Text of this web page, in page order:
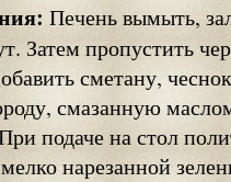
Печень вымыть,
Затем пропустить
сметану,
смазанную
подаче на стол
нарезанной